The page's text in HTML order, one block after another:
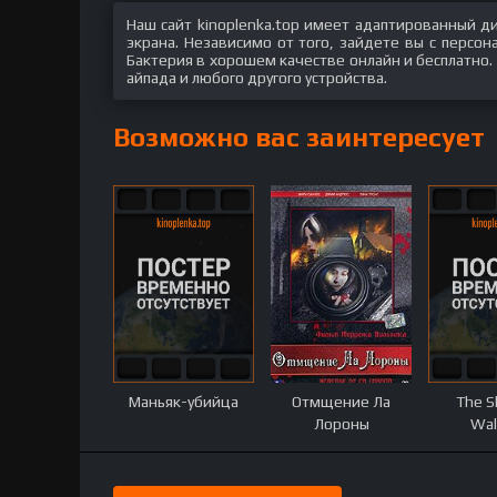
Наш сайт kinoplenka.top имеет адаптированный
экрана. Независимо от того, зайдете вы с
Бактерия в хорошем качестве онлайн и
айпада и любого другого устройства.
Возможно вас заинтересует
Маньяк-убийца
Отмщение Ла
Лороны
The